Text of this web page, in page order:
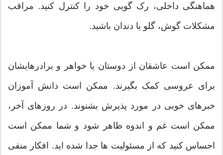
هماهنگی داخلی، رک گویی خود را کنترل کنید. مراقب
مشکلات گوش، گلو یا دندان باشید.
ممکن است عاشقان از دوستان یا خواهر و برادرهایشان
برای عروسی کمک بگیرند. ممکن است دانش آموزان
خبرهای خوبی در مورد پذیرش بشنوند. در روزهای آخر،
ممکن است غم و اندوه ظاهر شود و شما ممکن است
احساس کنید که از مسئولیت ها جدا شده اید. افکار منفی